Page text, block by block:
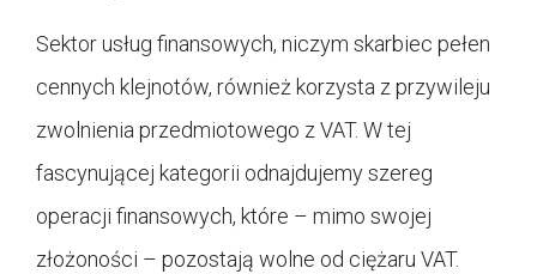
Sektor usług finansowych, niczym skarbiec pełen
cennych klejnotów, również korzysta z przywileju
zwolnienia przedmiotowego z VAT. W tej
fascynującej kategorii odnajdujemy szereg
operacji finansowych, które – mimo swojej
złożoności – pozostają wolne od ciężaru VAT.